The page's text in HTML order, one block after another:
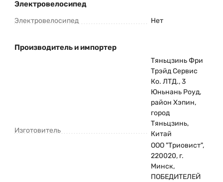
Электровелосипед
Электровелосипед Нет
Производитель и импортер
Изготовитель
Тяньцзинь Фри
Трэйд Сервис
Ко. ЛТД., 3
Юньнань Роуд,
район Хэпин,
город
Тяньцзинь,
Китай
ООО "Триовист",
220020, г.
Минск,
ПОБЕДИТЕЛЕЙ